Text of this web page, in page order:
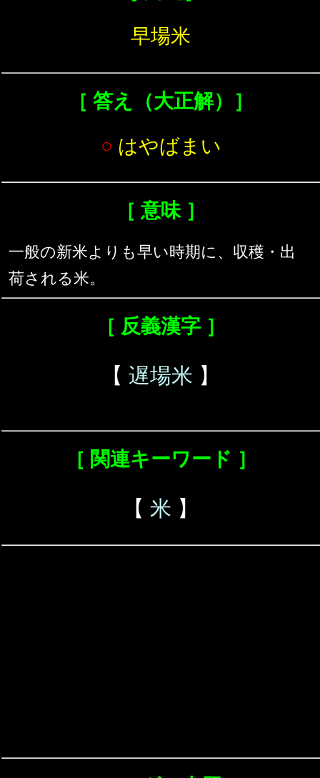
早場米
［ 答え（大正解）］
○ はやばまい
［ 意味 ］
一般の新米よりも早い時期に、収穫・出
荷される米。
［ 反義漢字 ］
【 遅場米 】
［ 関連キーワード ］
【 米 】